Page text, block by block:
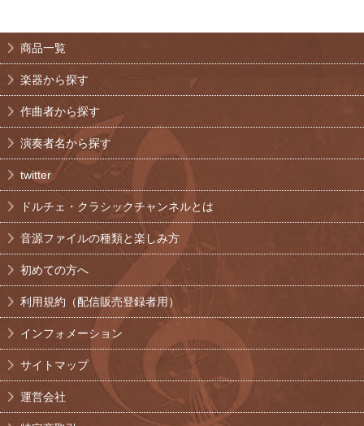
商品一覧
楽器から探す
作曲者から探す
演奏者名から探す
twitter
ドルチェ・クラシックチャンネルとは
音源ファイルの種類と楽しみ方
初めての方へ
利用規約（配信販売登録者用）
インフォメーション
サイトマップ
運営会社